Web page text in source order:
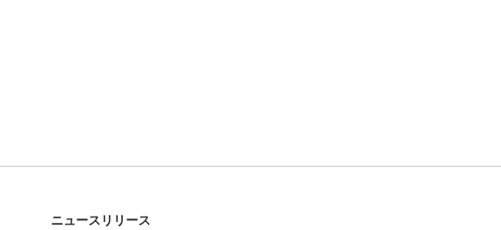
ニュースリリース